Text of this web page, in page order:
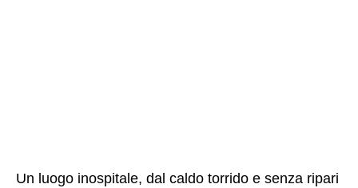
Un luogo inospitale, dal caldo torrido e senza ripari